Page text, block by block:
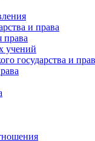
и права
права
учений
государства и